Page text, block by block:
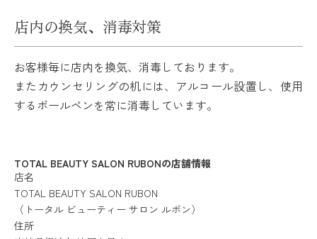
店内の換気、消毒対策
お客様毎に店内を換気、消毒しております。
またカウンセリングの机には、アルコール設置し、使用
するボールペンを常に消毒しています。
TOTAL BEAUTY SALON RUBONの店舗情報
店名
TOTAL BEAUTY SALON RUBON
（ トータル ビューティー サロン ルボン）
住所